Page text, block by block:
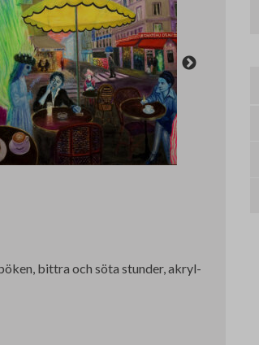
bittra och söta stunder, akryl-